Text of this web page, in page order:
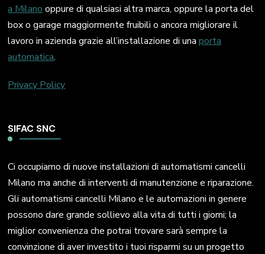
a Milano oppure di qualsiasi altra marca, oppure la porta del
box o garage maggiormente fruibili o ancora migliorare il
lavoro in azienda grazie all’installazione di unaporta
automatica.
Privacy Policy
SIFAC SNC
Ci occupiamo di nuove installazioni di automatismi cancelli
Milano ma anche di interventi di manutenzione e riparazione.
Gli automatismi cancelli Milano e le automazioni in genere
possono dare grande sollievo alla vita di tutti i giorni; la
miglior convenienza che potrai trovare sarà sempre la
convinzione di aver investito i tuoi risparmi su un progetto